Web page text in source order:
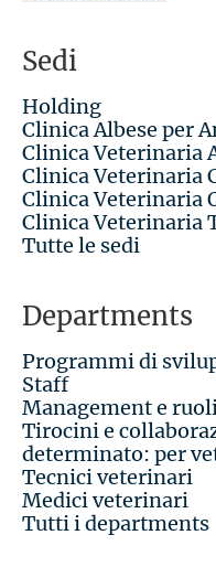
Sedi
Holding
Clinica Albese per
Clinica Veterinaria
Clinica Veterinaria
Clinica Veterinaria
Clinica Veterinaria
Tutte le sedi
Departments
Programmi di
Staff
Management e
Tirocini e
determinato: per
Tecnici veterinari
Medici veterinari
Tutti i departments